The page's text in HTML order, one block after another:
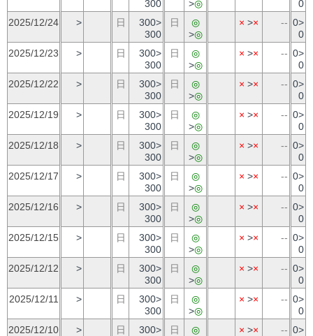
300 >◎
0
2025/12/24
> 日
300>
300
日
◎
>◎
× >× -- 0>
0
2025/12/23
> 日
300>
300
日
◎
>◎
× >× -- 0>
0
2025/12/22
> 日
300>
300
日
◎
>◎
× >× -- 0>
0
2025/12/19
> 日
300>
300
日
◎
>◎
× >× -- 0>
0
2025/12/18
> 日
300>
300
日
◎
>◎
× >× -- 0>
0
2025/12/17
> 日
300>
300
日
◎
>◎
× >× -- 0>
0
2025/12/16
> 日
300>
300
日
◎
>◎
× >× -- 0>
0
2025/12/15
> 日
300>
300
日
◎
>◎
× >× -- 0>
0
2025/12/12
> 日
300>
300
日
◎
>◎
× >× -- 0>
0
2025/12/11
> 日
300>
300
日
◎
>◎
× >× -- 0>
0
2025/12/10
> 日
300>
日
◎
× >× -- 0>